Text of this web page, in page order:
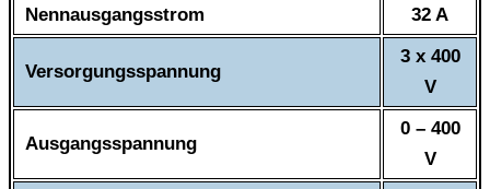
Nennausgangsstrom 32 A
Versorgungsspannung
3 x 400
V
Ausgangsspannung
0 – 400
V